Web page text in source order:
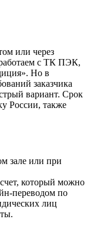
или через
с ТК ПЭК,
Но в
заказчика
вариант. Срок
России, также
зале или при
который можно
переводом по
лиц